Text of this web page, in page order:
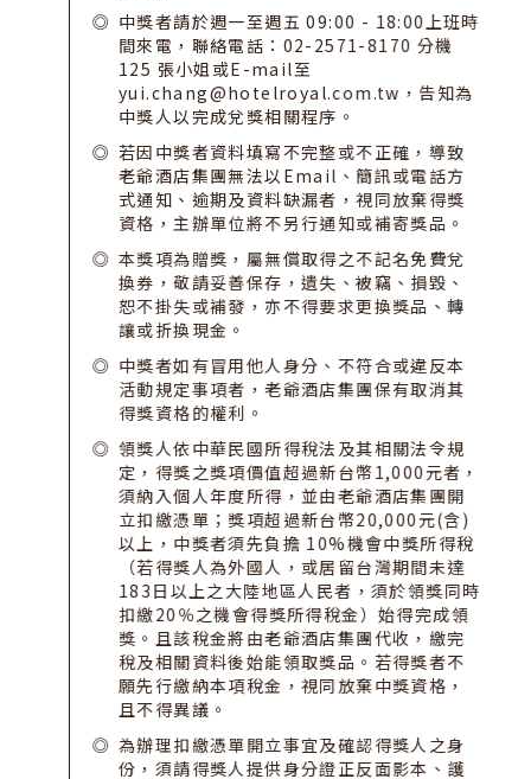
中獎者請於週一至週五 09:00 - 18:00上班時
間來電，聯絡電話：02-2571-8170 分機
125 張小姐或E-mail至
yui.chang@hotelroyal.com.tw，告知為
中獎人以完成兌獎相關程序。
若因中獎者資料填寫不完整或不正確，導致
老爺酒店集團無法以Email、簡訊或電話方
式通知、逾期及資料缺漏者，視同放棄得獎
資格，主辦單位將不另行通知或補寄獎品。
本獎項為贈獎，屬無償取得之不記名免費兌
換券，敬請妥善保存，遺失、被竊、損毀、
恕不掛失或補發，亦不得要求更換獎品、轉
讓或折換現金。
中獎者如有冒用他人身分、不符合或違反本
活動規定事項者，老爺酒店集團保有取消其
得獎資格的權利。
領獎人依中華民國所得稅法及其相關法令規
定，得獎之獎項價值超過新台幣1,000元者，
須納入個人年度所得，並由老爺酒店集團開
立扣繳憑單；獎項超過新台幣20,000元(含)
以上，中獎者須先負擔 10%機會中獎所得稅
（若得獎人為外國人，或居留台灣期間未達
183日以上之大陸地區人民者，須於領獎同時
扣繳20％之機會得獎所得稅金）始得完成領
獎。且該稅金將由老爺酒店集團代收，繳完
稅及相關資料後始能領取獎品。若得獎者不
願先行繳納本項稅金，視同放棄中獎資格，
且不得異議。
為辦理扣繳憑單開立事宜及確認得獎人之身
份，須請得獎人提供身分證正反面影本、護